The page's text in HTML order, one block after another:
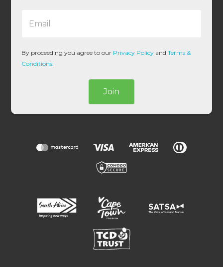
l
*
By proceeding you agree to our Privacy Policy andTerms &
Conditions
Join